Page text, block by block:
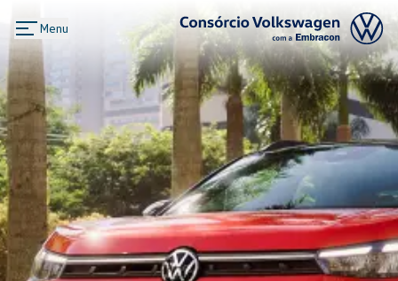
Menu
Logo Consórcio Volkswagen com